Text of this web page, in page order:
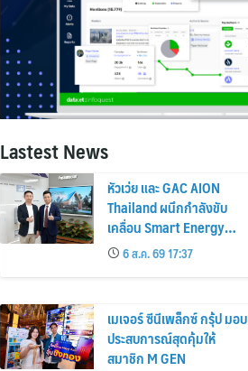
Lastest News
หัวเว่ย และ GAC AION
Thailand ผนึกกำลังขับ
เคลื่อน Smart Energy
Ecosystem เชื่อม GAC
GN8 PHEV รถยนต์ MPV
ระดับพรีเมียม เข้ากับ
พลังงานแสงอาทิตย์ภายใน
บ้าน
6 ส.ค. 69 17:37
เมเจอร์ ซีนีเพล็กซ์ กรุ้ป มอบ
ประสบการณ์สุดคุ้มให้
สมาชิก M GEN